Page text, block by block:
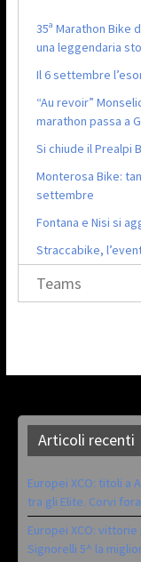
35ª Marathon Bike
una leggendaria
Il 6 settembre
“Au revoir”
marathon passa a
Si chiude il Prealpi
Monterosa Bike:
settembre
Fontana e Nisi si
Straccabike,
Teams
Articoli recenti
Europei XCO: titoli a
tra gli Elite. Corvi
Europei XCO:
Signorelli 5^ la